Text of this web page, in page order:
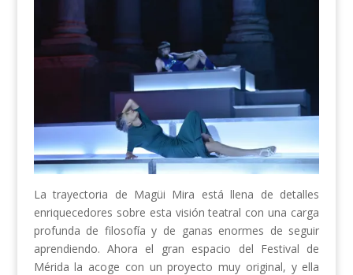
La trayectoria de Magüi Mira está llena de detalles
enriquecedores sobre esta visión teatral con una carga
profunda de filosofía y de ganas enormes de seguir
aprendiendo. Ahora el gran espacio del Festival de
Mérida la acoge con un proyecto muy original, y ella